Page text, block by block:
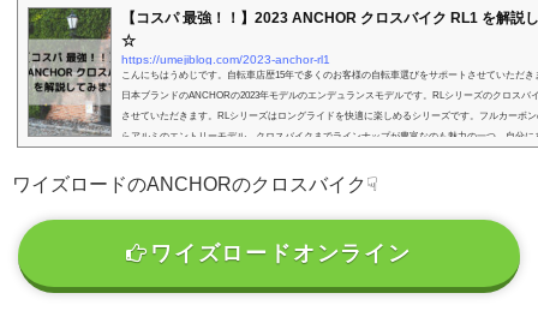
【コスパ 最強！！】2023 ANCHOR クロスバイク RL1 を解説
☆
https://umejiblog.com/2023-anchor-rl1
こんにちはうめじです。自転車店歴15年で多くのお客様の自転車選びをサポートさせていただき
日本ブランドのANCHORの2023年モデルのエンデュランスモデルです。RLシリーズのクロスバ
させていただきます。RLシリーズはロングライドを快適に楽しめるシリーズです。フルカーボ
らアルミのエントリーモデル、クロスバイクまでラインナップが豊富なのも魅力の一つ。自分に
がア...
ワイズロードのANCHORのクロスバイク☟
ワイズロードオンライン